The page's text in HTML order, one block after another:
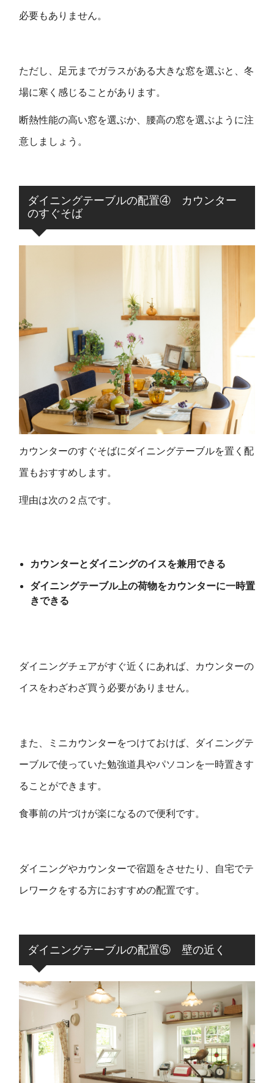
必要もありません。
ただし、足元までガラスがある大きな窓を選ぶと、冬
場に寒く感じることがあります。
断熱性能の高い窓を選ぶか、腰高の窓を選ぶように注
意しましょう。
ダイニングテーブルの配置④ カウンター
のすぐそば
カウンターのすぐそばにダイニングテーブルを置く配
置もおすすめします。
理由は次の２点です。
カウンターとダイニングのイスを兼用できる
ダイニングテーブル上の荷物をカウンターに一時置
きできる
ダイニングチェアがすぐ近くにあれば、カウンターの
イスをわざわざ買う必要がありません。
また、ミニカウンターをつけておけば、ダイニングテ
ーブルで使っていた勉強道具やパソコンを一時置きす
ることができます。
食事前の片づけが楽になるので便利です。
ダイニングやカウンターで宿題をさせたり、自宅でテ
レワークをする方におすすめの配置です。
ダイニングテーブルの配置⑤ 壁の近く